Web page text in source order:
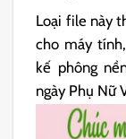
Loại file này
cho máy
kế phông
ngày Phụ Nữ